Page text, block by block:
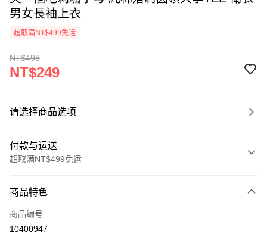
男女長袖上衣
超取满NT$499免运
NT$498
NT$249
请选择商品选项
付款与运送
超取满NT$499免运
信用卡一次付款
超商取货付款
商品特色
商品编号
10400947